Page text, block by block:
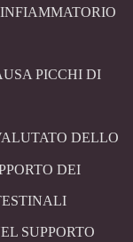
PICCHI DI
DELLO
DEI
SUPPORTO